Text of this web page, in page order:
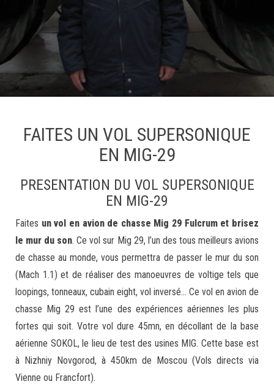
FAITES UN VOL SUPERSONIQUE
EN MIG-29
PRESENTATION DU VOL SUPERSONIQUE
EN MIG-29
Faites un vol en avion de chasse Mig 29 Fulcrum et brisez
le mur du son. Ce vol sur Mig 29, l’un des tous meilleurs avions
de chasse au monde, vous permettra de passer le mur du son
(Mach 1.1) et de réaliser des manoeuvres de voltige tels que
loopings, tonneaux, cubain eight, vol inversé… Ce vol en avion de
chasse Mig 29 est l’une des expériences aériennes les plus
fortes qui soit. Votre vol dure 45mn, en décollant de la base
aérienne SOKOL, le lieu de test des usines MIG. Cette base est
à Nizhniy Novgorod, à 450km de Moscou (Vols directs via
Vienne ou Francfort).